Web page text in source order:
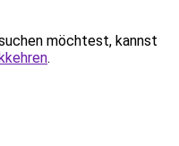
möchtest, kannst
.